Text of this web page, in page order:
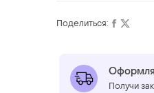
Поделиться:
Получи